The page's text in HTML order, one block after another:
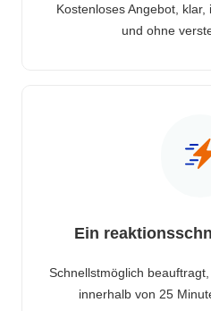
Kostenloses Angebot,
und ohne
Ein
Schnellstmöglich
innerhalb von 25